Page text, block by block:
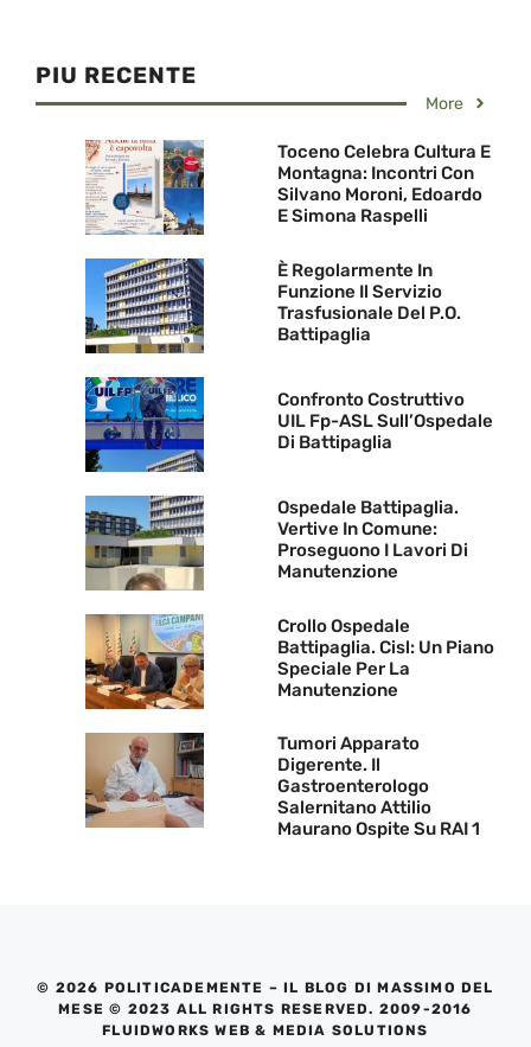
PIU RECENTE
More
Toceno Celebra Cultura E
Montagna: Incontri Con
Silvano Moroni, Edoardo
E Simona Raspelli
È Regolarmente In
Funzione Il Servizio
Trasfusionale Del P.O.
Battipaglia
Confronto Costruttivo
UIL Fp-ASL Sull’Ospedale
Di Battipaglia
Ospedale Battipaglia.
Vertive In Comune:
Proseguono I Lavori Di
Manutenzione
Crollo Ospedale
Battipaglia. Cisl: Un Piano
Speciale Per La
Manutenzione
Tumori Apparato
Digerente. Il
Gastroenterologo
Salernitano Attilio
Maurano Ospite Su RAI 1
© 2026 POLITICADEMENTE – IL BLOG DI MASSIMO DEL
MESE © 2023 ALL RIGHTS RESERVED. 2009-2016
FLUIDWORKS WEB & MEDIA SOLUTIONS